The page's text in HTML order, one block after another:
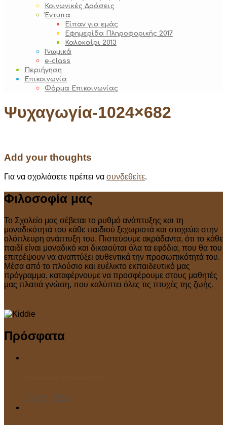
Κοινωνικές Δράσεις
Έντυπα
Είπαν για εμάς
Εφημερίδα Πληροφορικής 2017
Καλοκαίρι 2013
Γνωμικά
e-class
Περιήγηση
Επικοινωνία
Φόρμα Επικοινωνίας
Ψυχαγωγία-1024×682
Add your thoughts
Για να σχολιάσετε πρέπει να συνδεθείτε.
Φιλοσοφία μας
Το Σχολείο μας σέβεται το ρυθμό ανάπτυξης και τη
μοναδικότητά του κάθε παιδιού ξεχωριστά και στοχεύει στην
ολόπλευρη ανάπτυξη του. Πιστεύουμε ακράδαντα, ότι το κάθε
παιδί είναι μοναδικό και δικαιούται όλα τα εφόδια, που θα του
επιτρέψουν να αναπτύξει αυθεντικά την προσωπικότητά του.
Μέσα από το πλούσιο και ευέλικτο εκπαιδευτικό μας
πρόγραμμα, καταφέρνουμε να προσφέρουμε στους μαθητές
μας πλατιά γνώση, που καλύπτει όλες τις πτυχές της ζωής.
Πρόσφατα
Οκτ 28, 2025